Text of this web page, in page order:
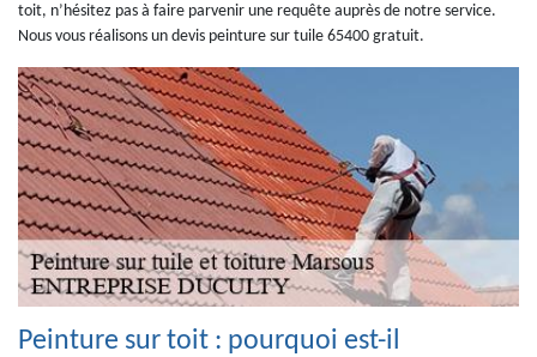
toit, n’hésitez pas à faire parvenir une requête auprès de notre service.
Nous vous réalisons un devis peinture sur tuile 65400 gratuit.
Peinture sur toit : pourquoi est-il